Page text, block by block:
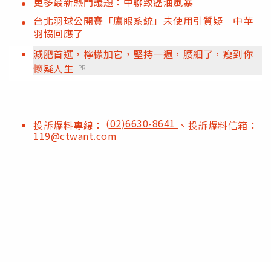
台北羽球公開賽「鷹眼系統」未使用引質疑 中華
羽協回應了
減肥首選，檸檬加它，堅持一週，腰細了，瘦到你
懷疑人生 PR
投訴爆料專線： (02)6630-8641 、投訴爆料信箱：
119@ctwant.com